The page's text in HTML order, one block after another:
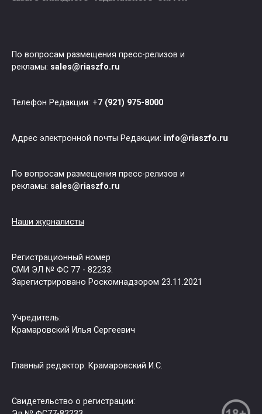
По вопросам размещения пресс-релизов и
рекламы: sales@riaszfo.ru
Телефон Редакции: +7 (921) 975-8000
Адрес электронной почты Редакции: info@riaszfo.ru
По вопросам размещения пресс-релизов и
рекламы: sales@riaszfo.ru
Наши журналисты
Регистрационный номер
СМИ ЭЛ № ФС 77 - 82233.
Зарегистрировано Роскомнадзором 23.11.2021
Учредитель:
Крамаровский Илья Сергеевич
Главный редактор: Крамаровский И.С.
Свидетельство о регистрации: